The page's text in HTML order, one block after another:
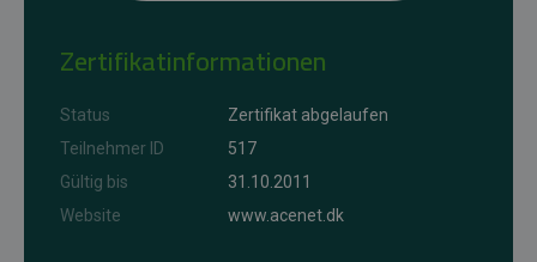
Zertifikatinformationen
Status
Zertifikat abgelaufen
Teilnehmer ID
517
Gültig bis
31.10.2011
Website
www.acenet.dk